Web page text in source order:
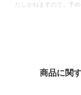
たしかねますので、予め
商品に関